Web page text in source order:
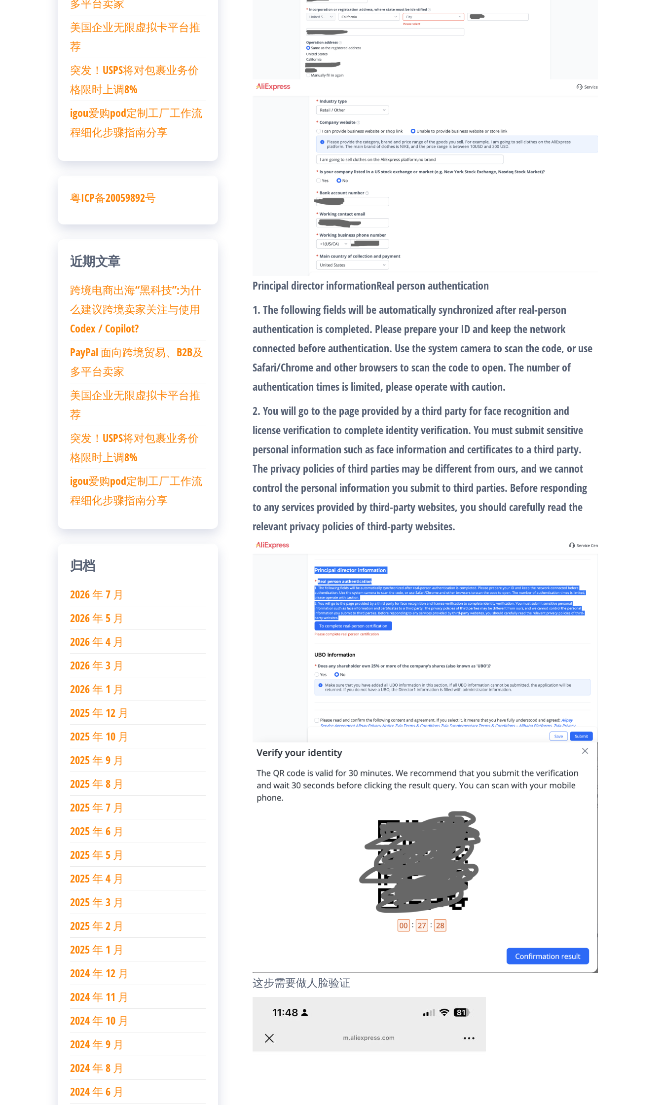
Principal director informationReal person authentication
1. The following fields will be automatically synchronized after real-person
authentication is completed. Please prepare your ID and keep the network
connected before authentication. Use the system camera to scan the code, or use
Safari/Chrome and other browsers to scan the code to open. The number of
authentication times is limited, please operate with caution.
2. You will go to the page provided by a third party for face recognition and
license verification to complete identity verification. You must submit sensitive
personal information such as face information and certificates to a third party.
The privacy policies of third parties may be different from ours, and we cannot
control the personal information you submit to third parties. Before responding
to any services provided by third-party websites, you should carefully read the
relevant privacy policies of third-party websites.
这步需要做人脸验证
多平台卖家
美国企业无限虚拟卡平台推
荐
突发！USPS将对包裹业务价
格限时上调8%
igou爱购pod定制工厂工作流
程细化步骤指南分享
粤ICP备20059892号
近期文章
跨境电商出海“黑科技”:为什
么建议跨境卖家关注与使用
Codex / Copilot?
PayPal 面向跨境贸易、B2B及
多平台卖家
美国企业无限虚拟卡平台推
荐
突发！USPS将对包裹业务价
格限时上调8%
igou爱购pod定制工厂工作流
程细化步骤指南分享
归档
2026 年 7 月
2026 年 5 月
2026 年 4 月
2026 年 3 月
2026 年 1 月
2025 年 12 月
2025 年 10 月
2025 年 9 月
2025 年 8 月
2025 年 7 月
2025 年 6 月
2025 年 5 月
2025 年 4 月
2025 年 3 月
2025 年 2 月
2025 年 1 月
2024 年 12 月
2024 年 11 月
2024 年 10 月
2024 年 9 月
2024 年 8 月
2024 年 6 月